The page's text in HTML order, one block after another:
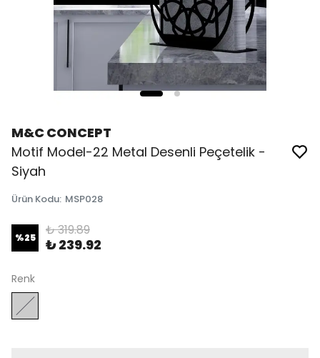
M&C CONCEPT
Motif Model-22 Metal Desenli Peçetelik -
Siyah
Ürün Kodu: MSP028
%25 ₺ 319.89
₺ 239.92
Renk